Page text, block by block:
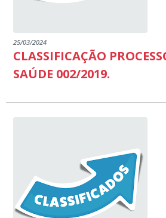
25/03/2024
CLASSIFICAÇÃO
SAÚDE 002/2019.